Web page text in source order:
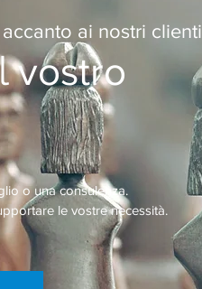
ai nostri clienti
vostro
o una consulenza.
le vostre necessità.